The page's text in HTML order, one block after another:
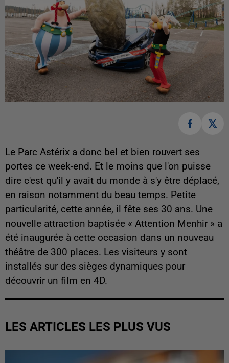
Le Parc Astérix a donc bel et bien rouvert ses
portes ce week-end. Et le moins que l'on puisse
dire c'est qu'il y avait du monde à s'y être déplacé,
en raison notamment du beau temps. Petite
particularité, cette année, il fête ses 30 ans. Une
nouvelle attraction baptisée « Attention Menhir » a
été inaugurée à cette occasion dans un nouveau
théâtre de 300 places. Les visiteurs y sont
installés sur des sièges dynamiques pour
découvrir un film en 4D.
LES ARTICLES LES PLUS VUS